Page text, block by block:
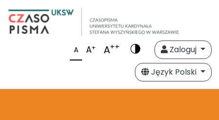
A A+ A++
Zaloguj
Język Polski